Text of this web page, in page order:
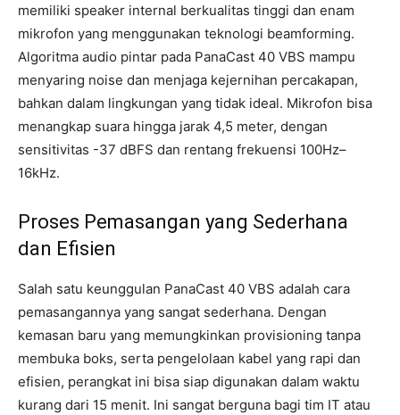
memiliki speaker internal berkualitas tinggi dan enam
mikrofon yang menggunakan teknologi beamforming.
Algoritma audio pintar pada PanaCast 40 VBS mampu
menyaring noise dan menjaga kejernihan percakapan,
bahkan dalam lingkungan yang tidak ideal. Mikrofon bisa
menangkap suara hingga jarak 4,5 meter, dengan
sensitivitas -37 dBFS dan rentang frekuensi 100Hz–
16kHz.
Proses Pemasangan yang Sederhana
dan Efisien
Salah satu keunggulan PanaCast 40 VBS adalah cara
pemasangannya yang sangat sederhana. Dengan
kemasan baru yang memungkinkan provisioning tanpa
membuka boks, serta pengelolaan kabel yang rapi dan
efisien, perangkat ini bisa siap digunakan dalam waktu
kurang dari 15 menit. Ini sangat berguna bagi tim IT atau